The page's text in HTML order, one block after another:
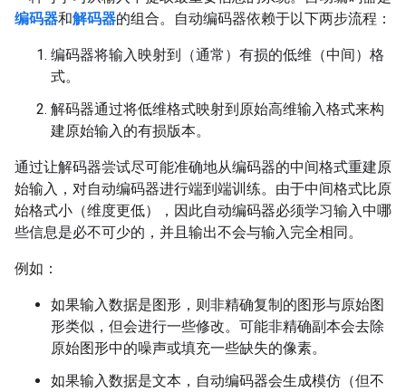
编码器和解码器的组合。自动编码器依赖于以下两步流程：
编码器将输入映射到（通常）有损的低维（中间）格
式。
解码器通过将低维格式映射到原始高维输入格式来构
建原始输入的有损版本。
通过让解码器尝试尽可能准确地从编码器的中间格式重建原
始输入，对自动编码器进行端到端训练。由于中间格式比原
始格式小（维度更低），因此自动编码器必须学习输入中哪
些信息是必不可少的，并且输出不会与输入完全相同。
例如：
如果输入数据是图形，则非精确复制的图形与原始图
形类似，但会进行一些修改。可能非精确副本会去除
原始图形中的噪声或填充一些缺失的像素。
如果输入数据是文本，自动编码器会生成模仿（但不